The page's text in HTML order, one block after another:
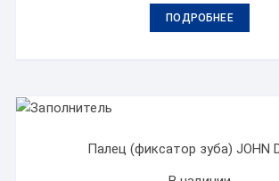
ПОДРОБНЕЕ
Палец (фиксатор зуба) JOHN